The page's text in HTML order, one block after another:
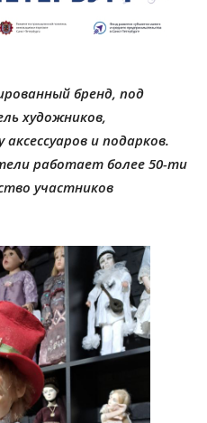
бренд, под
художников,
и подарков.
работает более 50-ти
участников